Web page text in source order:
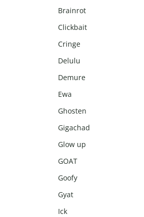
Brainrot
Clickbait
Cringe
Delulu
Demure
Ewa
Ghosten
Gigachad
Glow up
GOAT
Goofy
Gyat
Ick